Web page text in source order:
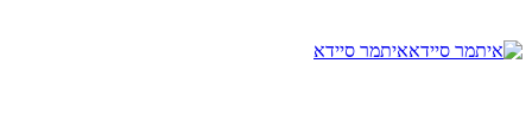
איתמר סיידא